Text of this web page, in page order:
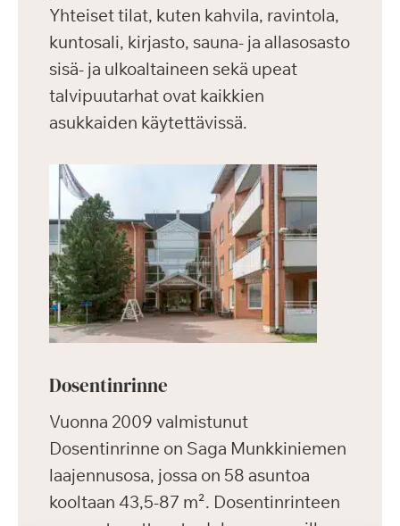
Yhteiset tilat, kuten kahvila, ravintola,
kuntosali, kirjasto, sauna- ja allasosasto
sisä- ja ulkoaltaineen sekä upeat
talvipuutarhat ovat kaikkien
asukkaiden käytettävissä.
Dosentinrinne
Vuonna 2009 valmistunut
Dosentinrinne on Saga Munkkiniemen
laajennusosa, jossa on 58 asuntoa
kooltaan 43,5-87 m². Dosentinrinteen